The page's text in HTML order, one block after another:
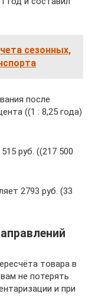
сезонных,
после
((1 : 8,25 года)
руб. ((217 500
2793 руб. (33
товара в
не потерять
и при